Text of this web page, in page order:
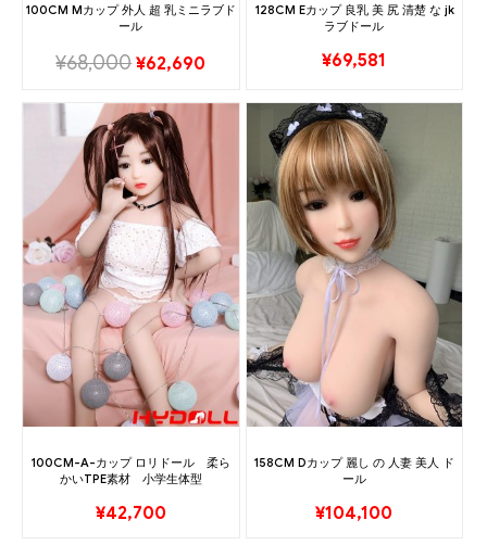
100CM Mカップ 外人 超 乳ミニラブド
ール
¥68,000 ¥62,690
128CM Eカップ 良乳 美 尻 清楚 な jk
ラブドール
¥69,581
100CM-A-カップ ロリドール 柔ら
かいTPE素材 小学生体型
¥42,700
158CM Dカップ 麗し の 人妻 美人 ド
ール
¥104,100